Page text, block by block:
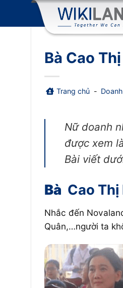
Bà Cao
Trang chủ -
Nữ doanh
được xem
Bài viết
Bà Cao
Nhắc đến
Quân,…người ta